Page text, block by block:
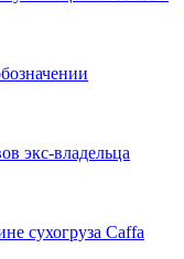
экс-владельца
сухогруза Caffa